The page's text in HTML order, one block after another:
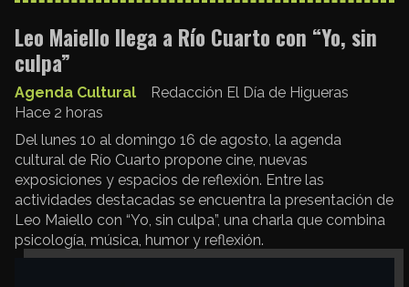
Leo Maiello llega a Río Cuarto con “Yo, sin
culpa”
Redacción El Día de Higueras
Agenda Cultural
Hace 2 horas
Del lunes 10 al domingo 16 de agosto, la agenda
cultural de Río Cuarto propone cine, nuevas
exposiciones y espacios de reflexión. Entre las
actividades destacadas se encuentra la presentación de
Leo Maiello con “Yo, sin culpa”, una charla que combina
psicología, música, humor y reflexión.